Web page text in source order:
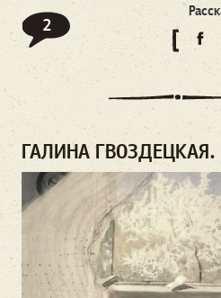
2
ГАЛИНА